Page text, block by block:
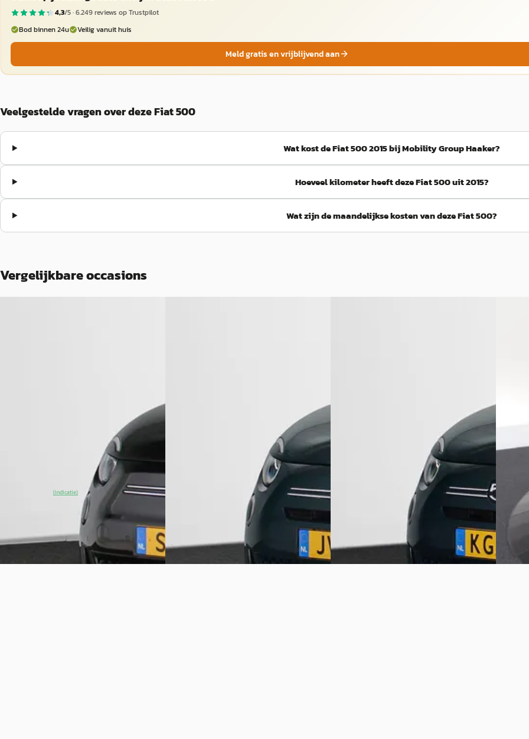
4,3/5 ·6.249reviews op Trustpilot
Bod binnen 24u
Veilig vanuit huis
Meld gratis en vrijblijvend aan
Veelgestelde vragen over deze Fiat 500
Wat kost de Fiat 500 2015 bij Mobility Group Haaker?
Hoeveel kilometer heeft deze Fiat 500 uit 2015?
Wat zijn de maandelijkse kosten van deze Fiat 500?
Vergelijkbare occasions
2023 · 23.542 km · Elektrisch ·
· Naarden 4,2 280)
(indicatie) Bekijk aanbieding →
· Naarden 4,2(280)
2026 · 1.092 km · Benzine ·
· Naarden 4,2
Bekijk aanbieding →
2023
Auto
Vergelijk